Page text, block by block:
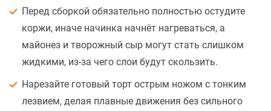
Перед сборкой обязательно полностью остудите
коржи, иначе начинка начнёт нагреваться, а
майонез и творожный сыр могут стать слишком
жидкими, из-за чего слои будут скользить.
Нарезайте готовый торт острым ножом с тонким
лезвием, делая плавные движения без сильного